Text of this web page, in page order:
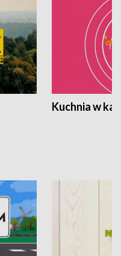
Kuchnia w